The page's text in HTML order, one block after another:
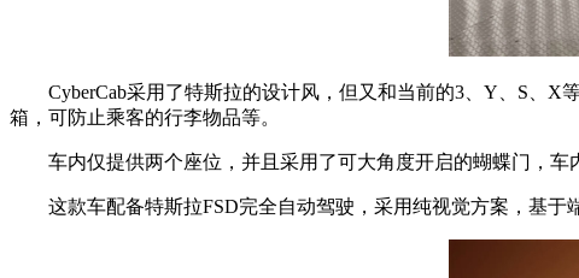
CyberCab采用了特斯拉的设计风，但又和当前的3、Y、S、X
箱，可防止乘客的行李物品等。
车内仅提供两个座位，并且采用了可大角度开启的蝴蝶门，车
这款车配备特斯拉FSD完全自动驾驶，采用纯视觉方案，基于